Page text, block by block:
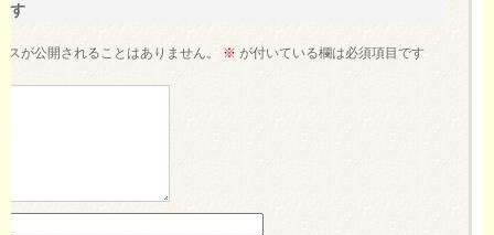
す
スが公開されることはありません。 ※ が付いている欄は必須項目です